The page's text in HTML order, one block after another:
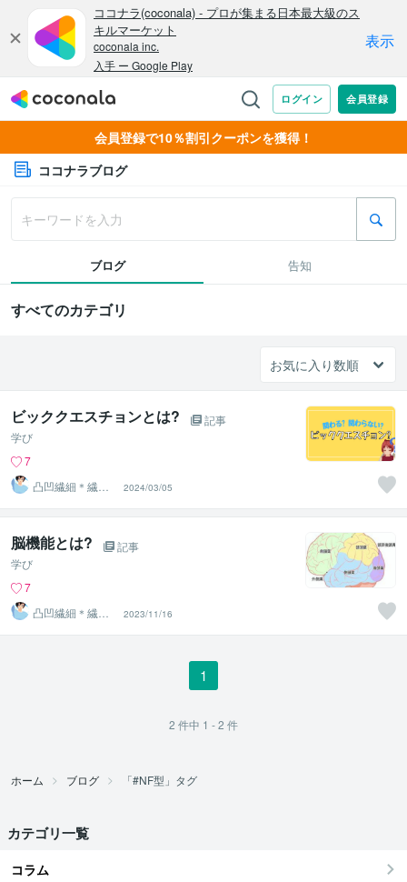
会員登録で10％割引クーポンを獲得！
ココナラブログ
ブログ 告知
すべてのカテゴリ
ビッククエスチョンとは?
記事
学び
7
凸凹繊細＊繊細
親子発達親子の
お話相手
2024/03/05
脳機能とは?
記事
学び
7
凸凹繊細＊繊細
親子発達親子の
お話相手
2023/11/16
1
2 件中 1 - 2 件
ホーム ブログ 「#NF型」タグ
カテゴリ一覧
コラム